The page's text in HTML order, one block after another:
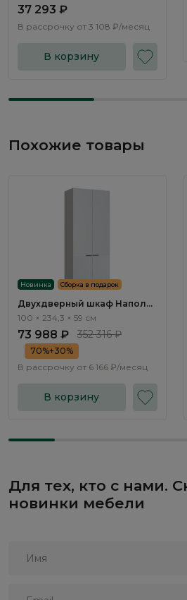
37 293 ₽
В рассрочку от 3 108 ₽/месяц
В корзину
Похожие товары
Новинка Сборка в подарок
Двухдверный шкаф Наполи
/ Napoli NP121.1
100 × 234,3 × 59 см
73 988 ₽ 352 316 ₽
70%+30%
В рассрочку от 6 166 ₽/месяц
В корзину
Для тех, кто с нами.
новинки мебели